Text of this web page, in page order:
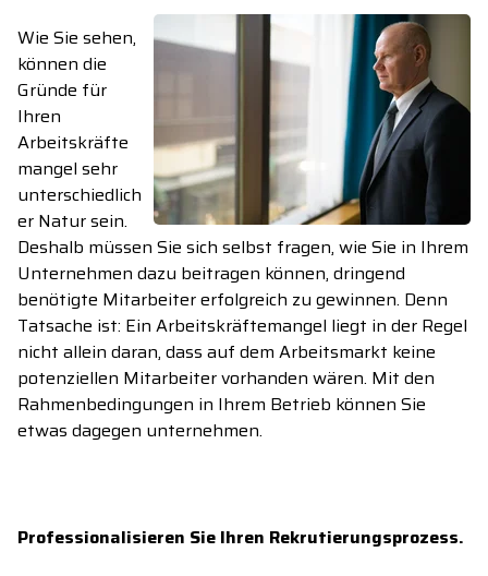
Wie Sie sehen,
können die
Gründe für
Ihren
Arbeitskräfte
mangel sehr
unterschiedlich
er Natur sein.
Deshalb müssen Sie sich selbst fragen, wie Sie in Ihrem
Unternehmen dazu beitragen können, dringend
benötigte Mitarbeiter erfolgreich zu gewinnen. Denn
Tatsache ist: Ein Arbeitskräftemangel liegt in der Regel
nicht allein daran, dass auf dem Arbeitsmarkt keine
potenziellen Mitarbeiter vorhanden wären. Mit den
Rahmenbedingungen in Ihrem Betrieb können Sie
etwas dagegen unternehmen.
Professionalisieren Sie Ihren Rekrutierungsprozess.